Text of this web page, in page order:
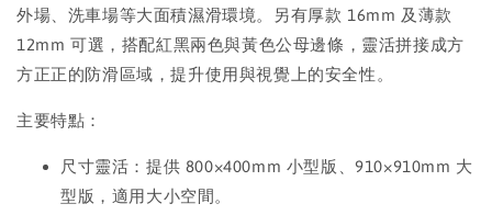
外場、洗車場等大面積濕滑環境。另有厚款 16mm 及薄款
12mm 可選，搭配紅黑兩色與黃色公母邊條，靈活拼接成方
方正正的防滑區域，提升使用與視覺上的安全性。
主要特點：
尺寸靈活：提供 800×400mm 小型版、910×910mm 大
型版，適用大小空間。